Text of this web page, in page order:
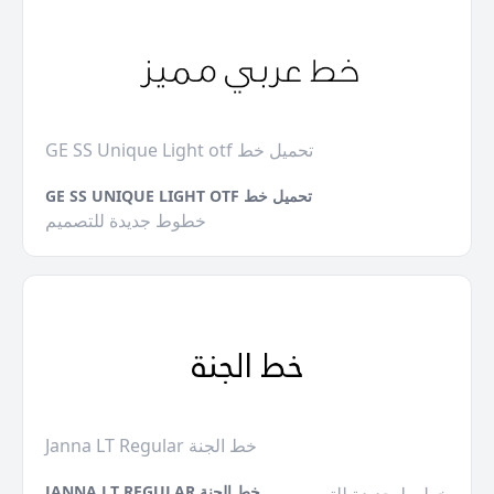
GE SS Unique Light otf تحميل خط
GE SS UNIQUE LIGHT OTF تحميل خط
خطوط جديدة للتصميم
Janna LT Regular خط الجنة